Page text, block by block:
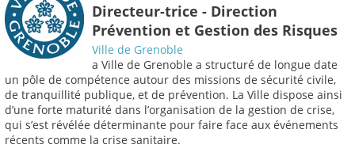
Directeur-trice - Direction
Prévention et Gestion des Risques
Ville de Grenoble
a Ville de Grenoble a structuré de longue date
un pôle de compétence autour des missions de sécurité civile,
de tranquillité publique, et de prévention. La Ville dispose ainsi
d’une forte maturité dans l’organisation de la gestion de crise,
qui s’est révélée déterminante pour faire face aux événements
récents comme la crise sanitaire.